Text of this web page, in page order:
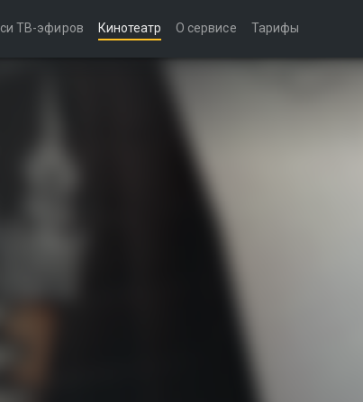
ТВ-эфиров Кинотеатр О сервисе Тарифы